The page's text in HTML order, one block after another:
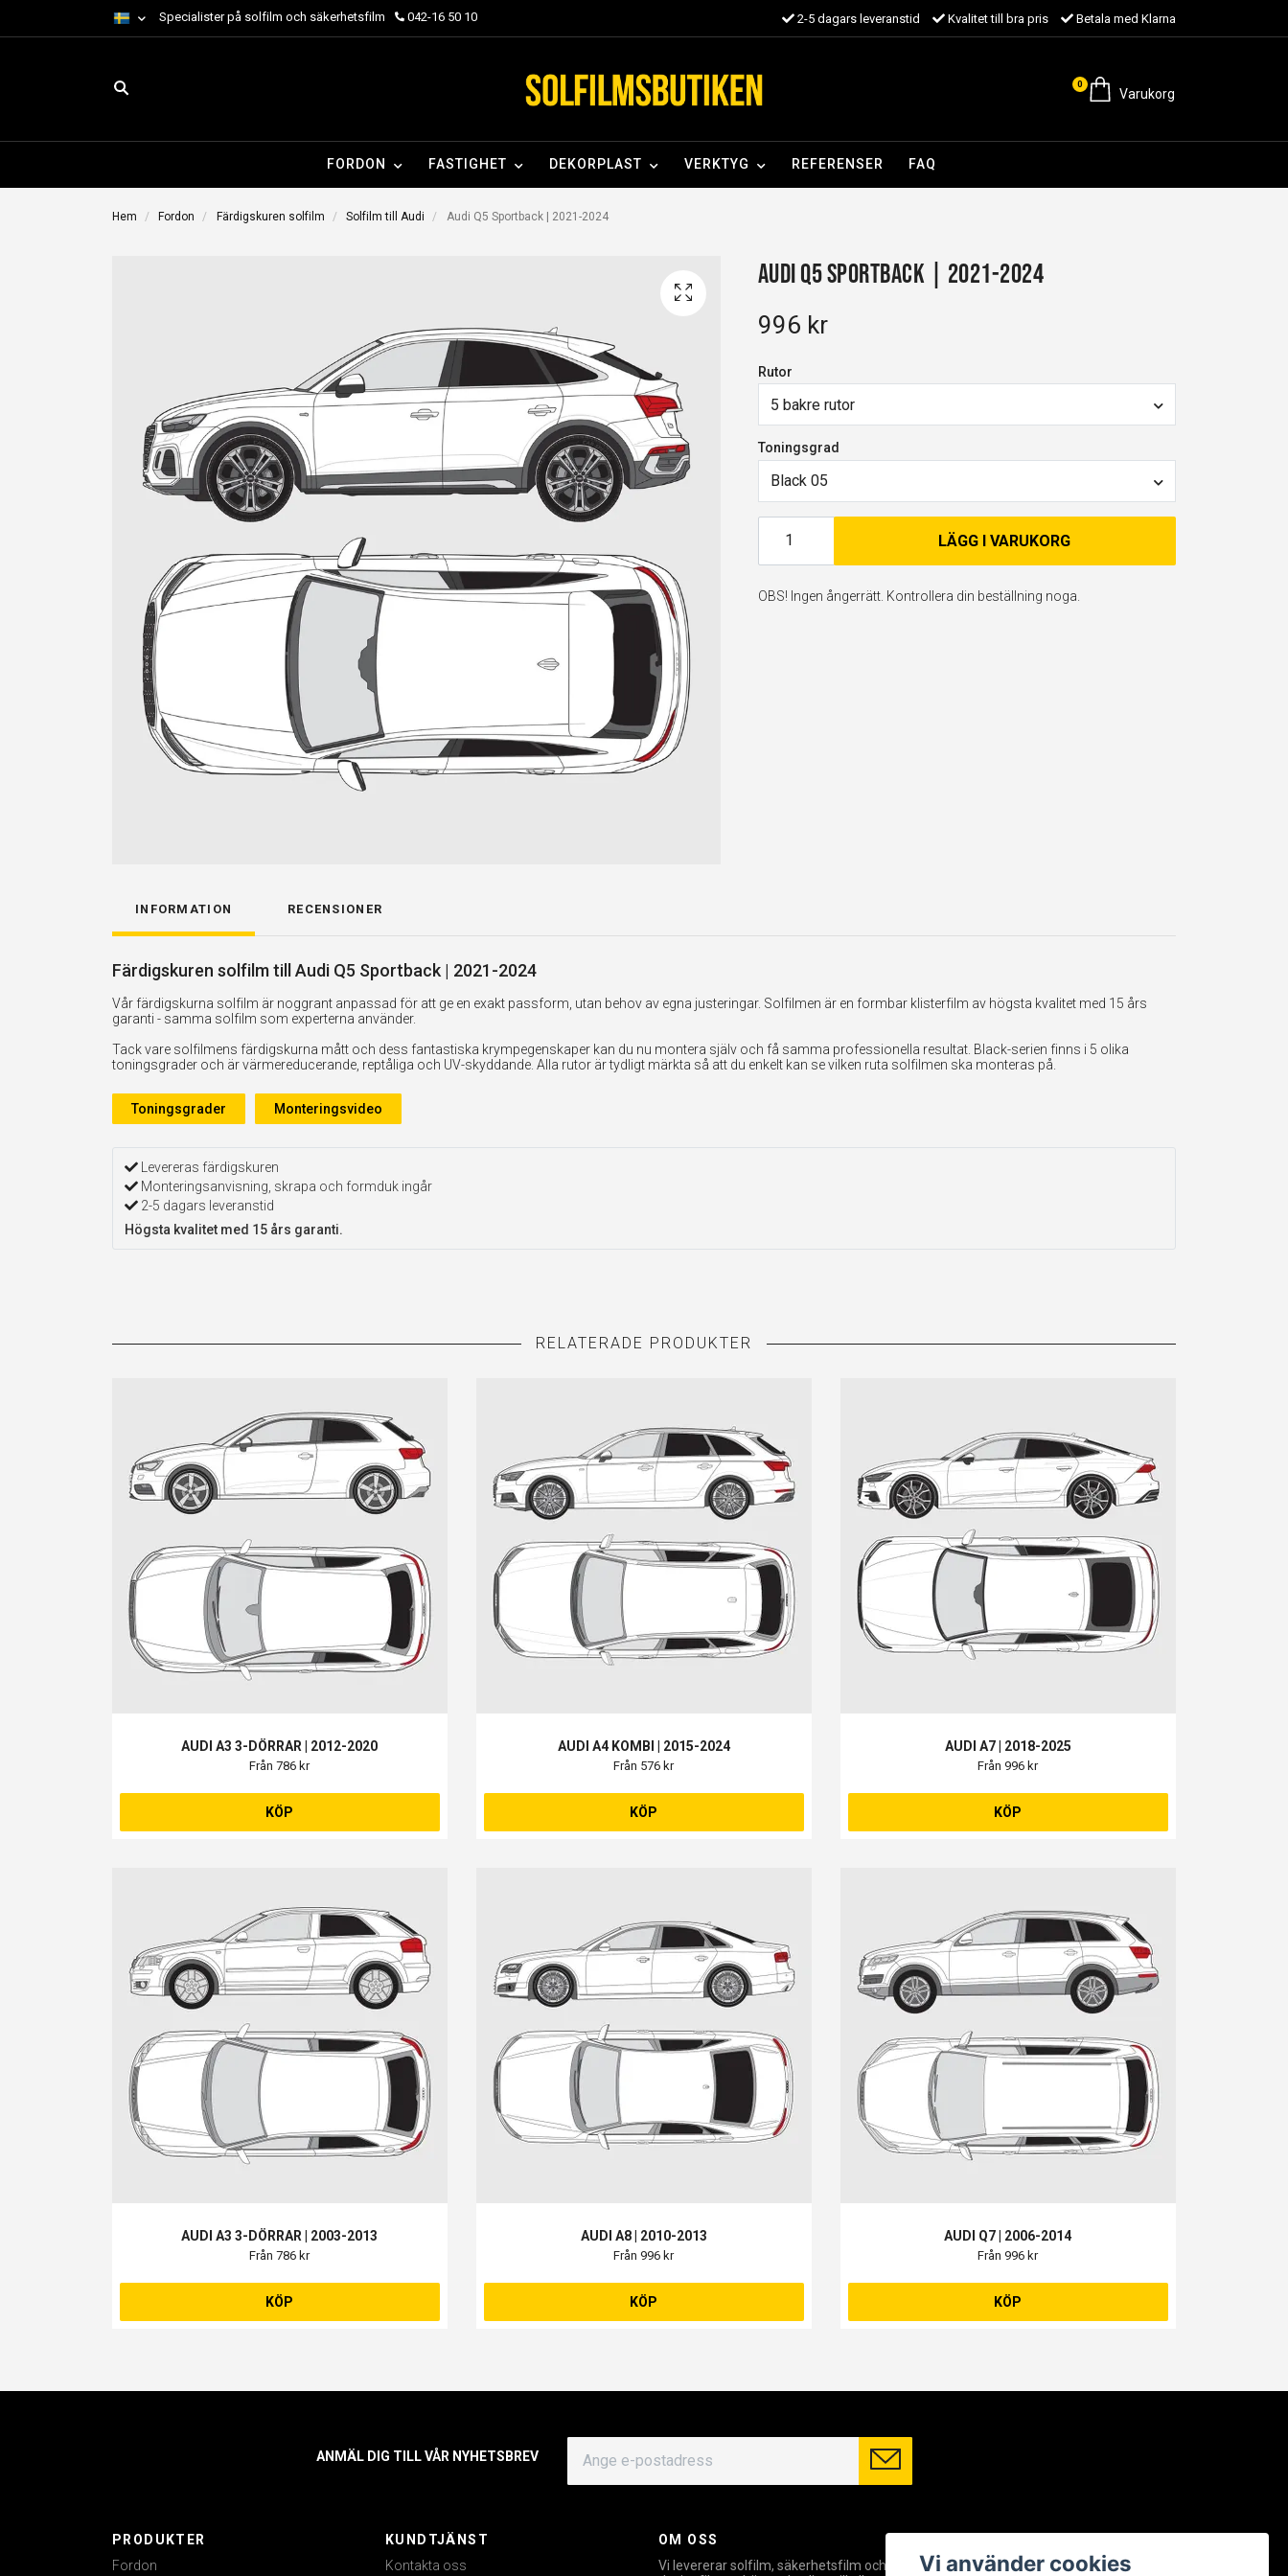
Specialister på solfilm och säkerhetsfilm 042-16 50 10 2-5 dagars leveranstid Kvalitet till bra pris Betala med Klarna
0
Varukorg
FORDON FASTIGHET DEKORPLAST VERKTYG REFERENSER FAQ
Hem Fordon Färdigskuren solfilm Solfilm till Audi Audi Q5 Sportback | 2021-2024
Audi Q5 Sportback | 2021-2024
996 kr
Rutor
5 bakre rutor
Toningsgrad
Black 05
LÄGG I VARUKORG
OBS! Ingen ångerrätt. Kontrollera din beställning noga.
INFORMATION RECENSIONER
Färdigskuren solfilm till Audi Q5 Sportback | 2021-2024
Vår färdigskurna solfilm är noggrant anpassad för att ge en exakt passform, utan behov av egna justeringar. Solfilmen är en formbar klisterfilm av högsta kvalitet med 15 års
garanti - samma solfilm som experterna använder.
Tack vare solfilmens färdigskurna mått och dess fantastiska krympegenskaper kan du nu montera själv och få samma professionella resultat. Black-serien finns i 5 olika
toningsgrader och är värmereducerande, reptåliga och UV-skyddande. Alla rutor är tydligt märkta så att du enkelt kan se vilken ruta solfilmen ska monteras på.
Toningsgrader Monteringsvideo
Levereras färdigskuren
Monteringsanvisning, skrapa och formduk ingår
2-5 dagars leveranstid
Högsta kvalitet med 15 års garanti.
AUDI A3 3-DÖRRAR | 2012-2020
Från 786 kr
KÖP
AUDI A4 KOMBI | 2015-2024
Från 576 kr
KÖP
AUDI A7 | 2018-2025
Från 996 kr
KÖP
AUDI A3 3-DÖRRAR | 2003-2013
Från 786 kr
KÖP
AUDI A8 | 2010-2013
Från 996 kr
KÖP
AUDI Q7 | 2006-2014
Från 996 kr
KÖP
ANMÄL DIG TILL VÅR NYHETSBREV
PRODUKTER
Fordon
KUNDTJÄNST
Kontakta oss
OM OSS
Vi levererar solfilm, säkerhetsfilm och
Facebook
Vi använder cookies